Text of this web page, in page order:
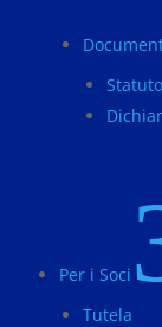
Statuto
Per i Soci
Tutela